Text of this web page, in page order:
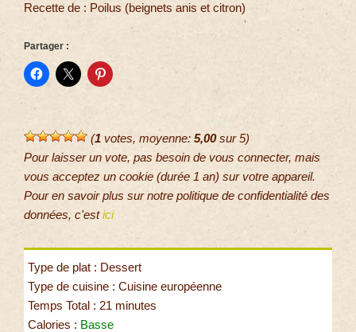
Recette de : Poilus (beignets anis et citron)
Partager :
(1 votes, moyenne: 5,00sur 5)
Pour laisser un vote, pas besoin de vous connecter, mais
vous acceptez un cookie (durée 1 an) sur votre appareil.
Pour en savoir plus sur notre politique de confidentialité des
données, c'estici
Type de plat : Dessert
Type de cuisine : Cuisine européenne
Temps Total : 21 minutes
Calories : Basse